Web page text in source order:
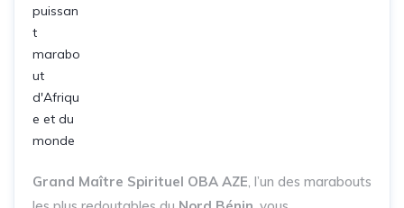
Grand Maître Spirituel OBA AZE, l’un des marabouts